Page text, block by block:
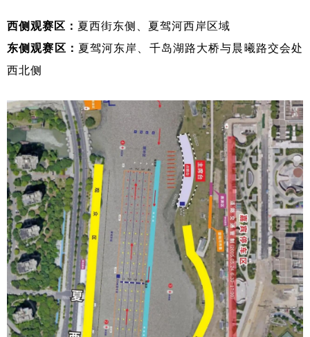
西侧观赛区： 夏西街东侧、夏驾河西岸区域
东侧观赛区： 夏驾河东岸、 千岛湖路大桥与晨曦路交会处
西北侧